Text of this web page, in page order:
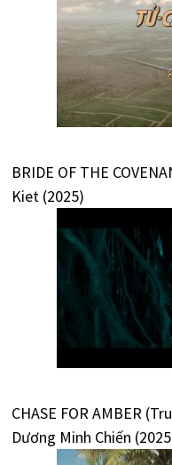
BRIDE OF THE
Kiet (2025)
CHASE FOR AMBER
Dương Minh Chiến